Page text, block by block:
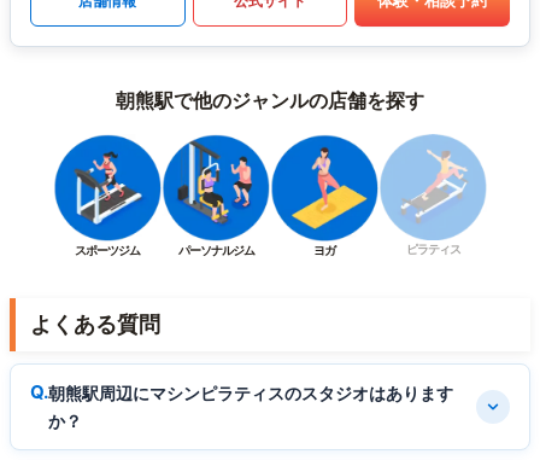
朝熊駅で他のジャンルの店舗を探す
スポーツジム パーソナルジム ヨガ ピラティス
よくある質問
朝熊駅周辺にマシンピラティスのスタジオはあります
か？